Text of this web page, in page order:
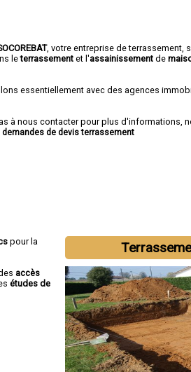
,votre entreprise de terrassement,
leterrassement et l'assainissement de
essentiellement avec des agences
à nous contacter pour plus d'informations,
demandes de devis terrassement
pour la
accès
études de